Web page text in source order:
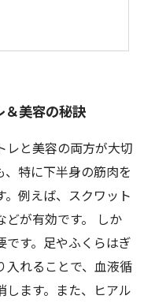
＆美容の秘訣
レと美容の両方が大切
特に下半身の筋肉を
例えば、スクワット
が有効です。 しか
です。足やふくらはぎ
入れることで、血液循
ます。また、ヒアル